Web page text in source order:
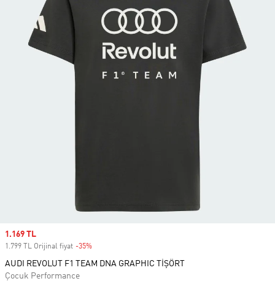
Sale price
1.169 TL
1.799 TL Orijinal fiyat -35%
AUDI REVOLUT F1 TEAM DNA GRAPHIC TİŞÖRT
Çocuk Performance